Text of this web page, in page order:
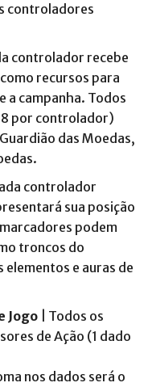
controladores
controlador recebe
recursos para
a campanha. Todos
por controlador)
das Moedas,
controlador
sua posição
podem
troncos do
e auras de
Jogo | Todos os
de Ação (1 dado
nos dados será o